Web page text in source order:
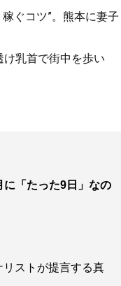
ぐコツ”。熊本に妻子
乳首で街中を歩い
「たった9日」なの
ストが提言する真